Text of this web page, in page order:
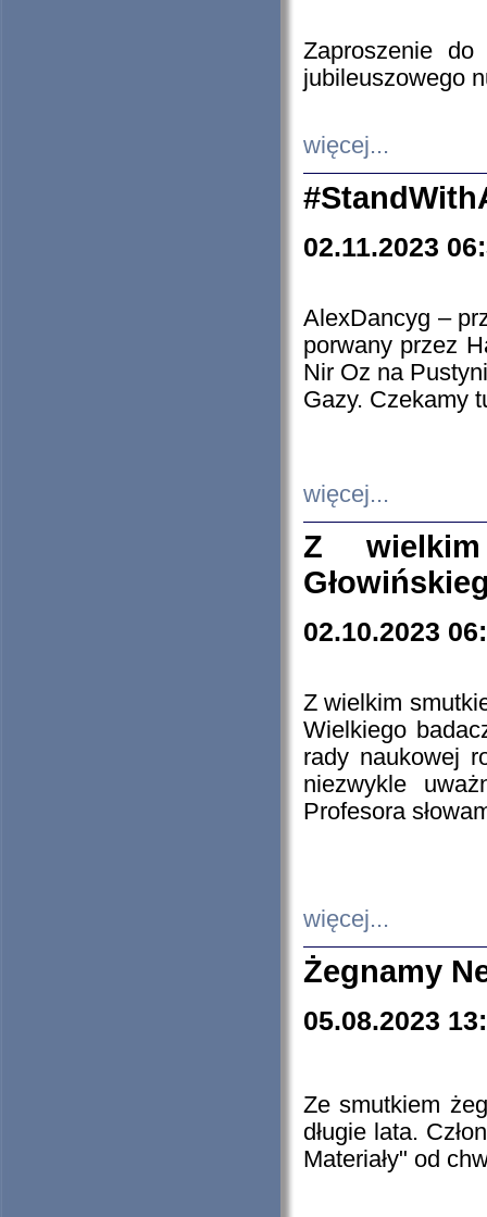
Zaproszenie do
jubileuszowego
więcej...
02.11.2023
AlexDancyg –
porwany przez
Nir Oz na
Gazy. Czekamy
więcej...
Z
02.10.2023
Z wielkim
Wielkiego
rady naukowej
niezwykle
Profesora
więcej...
Żegnamy
05.08.2023
Ze smutkiem
długie lata.
Materiały" od